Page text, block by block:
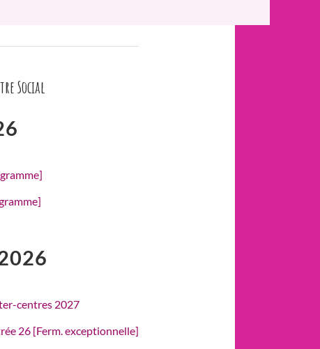
Social
centres 2027
26 [Ferm. exceptionnelle]